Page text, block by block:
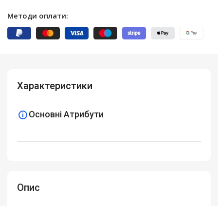
Методи оплати:
Опис
Характеристики
Основні Атрибути